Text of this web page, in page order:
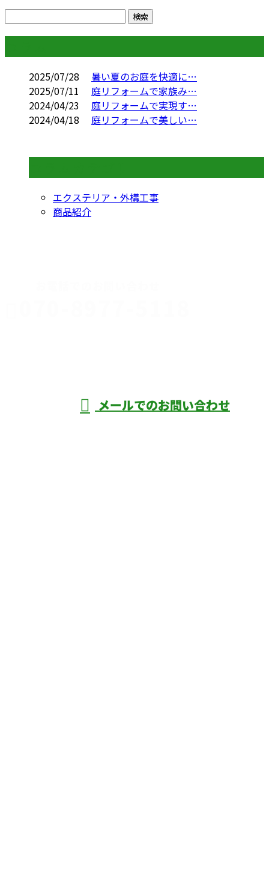
2025/07/28
暑い夏のお庭を快適に…
2025/07/11
庭リフォームで家族み…
2024/04/23
庭リフォームで実現す…
2024/04/18
庭リフォームで美しい…
エクステリア・外構工事
商品紹介
メールでのお問い合わせ